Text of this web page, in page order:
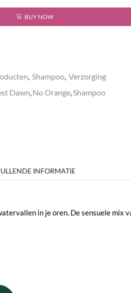
BUY NOW
, Shampoo, Verzorging
Dawn,No Orange,Shampoo
INFORMATIE
in je oren. De sensuele mix